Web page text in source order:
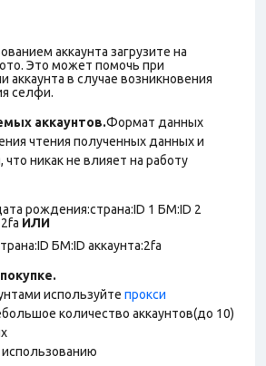
аккаунта загрузите на
Это может помочь при
аккаунта в случае возникновения
селфи.
аккаунтов.Формат данных
чтения полученных данных и
никак не влияет на работу
рождения:страна:ID 1 БМ:ID 2
ИЛИ
БМ:ID аккаунта:2fa
используйте прокси
количество аккаунтов(до 10)